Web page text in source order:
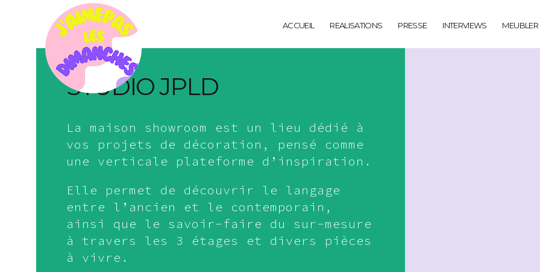
ACCUEIL REALISATIONS PRESSE INTERVIEWS MEUBLER
STUDIO JPLD
La maison showroom est un lieu dédié à
vos projets de décoration, pensé comme
une verticale plateforme d’inspiration.
Elle permet de découvrir le langage
entre l’ancien et le contemporain,
ainsi que le savoir-faire du sur-mesure
à travers les 3 étages et divers pièces
à vivre.